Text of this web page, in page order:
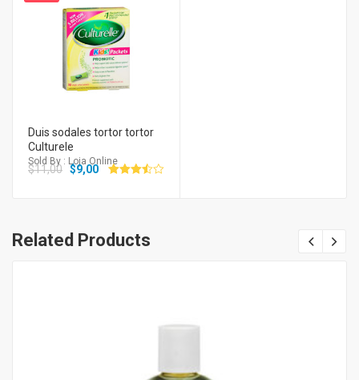
Duis sodales tortor tortor
Culturele
Sold By : Loja Online
$11,00 $9,00
Related Products